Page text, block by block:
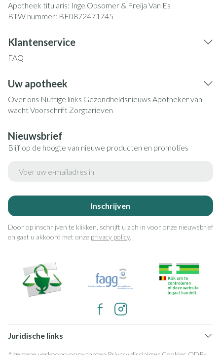
Apotheek titularis: Inge Opsomer & Freija Van Es
BTW nummer: BE0872471745
Klantenservice
FAQ
Uw apotheek
Over ons Nuttige links Gezondheidsnieuws Apotheker van
wachtVoorschrift Zorgtarieven
Nieuwsbrief
Blijf op de hoogte van nieuwe producten en promoties
Inschrijven
Door op inschrijven te klikken, schrijft u zich in voor onze nieuwsbrief
en gaat u akkoord met onze privacy policy.
Juridische links